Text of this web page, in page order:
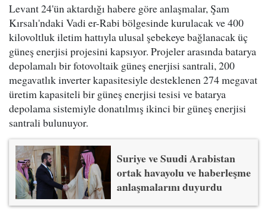
Levant 24'ün aktardığı habere göre anlaşmalar, Şam
Kırsalı'ndaki Vadi er-Rabi bölgesinde kurulacak ve 400
kilovoltluk iletim hattıyla ulusal şebekeye bağlanacak üç
güneş enerjisi projesini kapsıyor. Projeler arasında batarya
depolamalı bir fotovoltaik güneş enerjisi santrali, 200
megavatlık inverter kapasitesiyle desteklenen 274 megavat
üretim kapasiteli bir güneş enerjisi tesisi ve batarya
depolama sistemiyle donatılmış ikinci bir güneş enerjisi
santrali bulunuyor.
Suriye ve Suudi Arabistan
ortak havayolu ve haberleşme
anlaşmalarını duyurdu